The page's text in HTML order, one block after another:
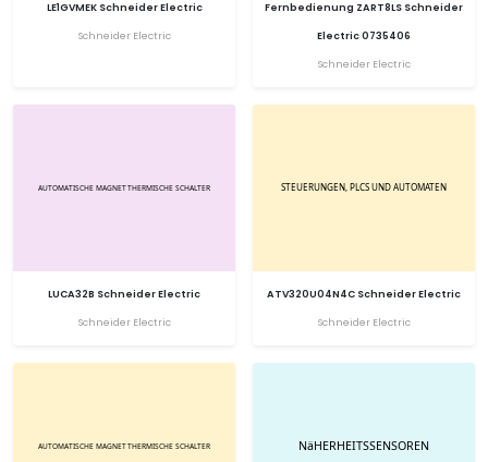
LE1GVMEK Schneider Electric
Schneider Electric
Fernbedienung ZART8LS Schneider
Electric 0735406
Schneider Electric
LUCA32B Schneider Electric
Schneider Electric
ATV320U04N4C Schneider Electric
Schneider Electric